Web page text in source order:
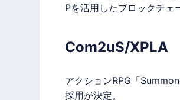
Pを活用したブロックチェ
Com2uS/XPLA
アクションRPG「
採用が決定。